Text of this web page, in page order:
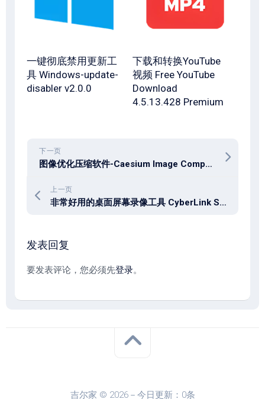
一键彻底禁用更新工
具 Windows-update-
disabler v2.0.0
下载和转换YouTube
视频 Free YouTube
Download
4.5.13.428 Premium
下一页
图像优化压缩软件-Caesium Image Compressor v2.8.5
上一页
非常好用的桌面屏幕录像工具 CyberLink Screen Recorder Deluxe 4.4.1.31427
发表回复
要发表评论，您必须先登录。
吉尔家 © 2026－今日更新：0条